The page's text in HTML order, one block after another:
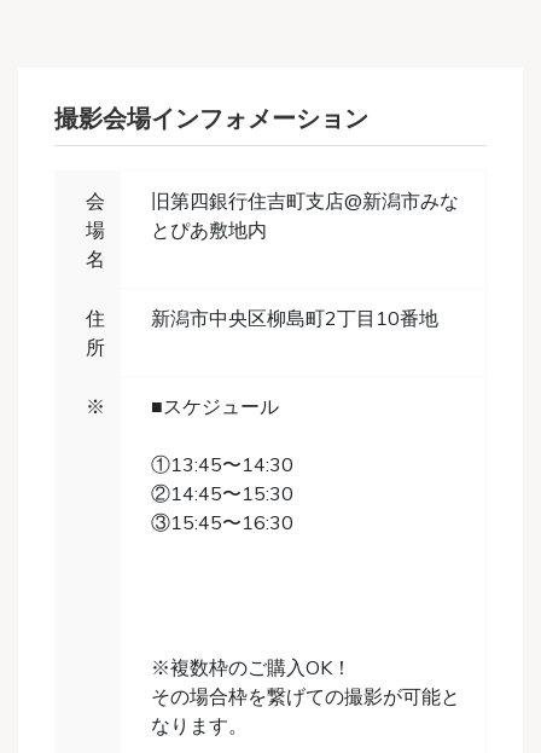
撮影会場インフォメーション
会
場
名
旧第四銀行住吉町支店@新潟市みな
とぴあ敷地内
住
所
新潟市中央区柳島町2丁目10番地
※ ■スケジュール
①13:45〜14:30
②14:45〜15:30
③15:45〜16:30
※複数枠のご購入OK！
その場合枠を繋げての撮影が可能と
なります。